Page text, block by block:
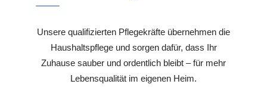
Unsere qualifizierten Pflegekräfte übernehmen die
Haushaltspflege und sorgen dafür, dass Ihr
Zuhause sauber und ordentlich bleibt – für mehr
Lebensqualität im eigenen Heim.